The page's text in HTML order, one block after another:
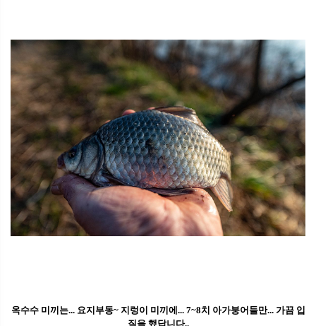
옥수수 미끼는... 요지부동~ 지렁이 미끼에... 7~8치 아가붕어들만... 가끔 입
질을 했답니다..